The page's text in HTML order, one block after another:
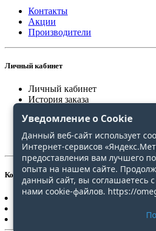
Контакты
Акции
Производители
Личный кабинет
Личный кабинет
История заказа
Сравнение
Контакты
+7(4212)20-30-31
Уведомление о Cookie
Данный веб-сайт использует
Интернет-сервисов
предоставления вам лучшего
опыта на нашем сайте.
данный сайт, вы соглашаетесь
нами cookie-файлов. https://